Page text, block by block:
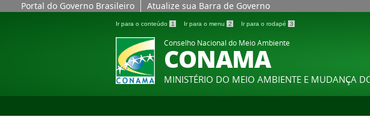
Portal do Governo Brasileiro Atualize sua Barra de Governo
Ir para o conteúdo 1 Ir para o menu 2 Ir para o rodapé 3
Conselho Nacional do Meio Ambiente
CONAMA
MINISTÉRIO DO MEIO AMBIENTE E MUDANÇA